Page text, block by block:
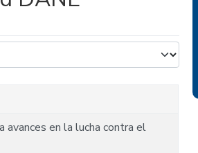
avances en la lucha contra el